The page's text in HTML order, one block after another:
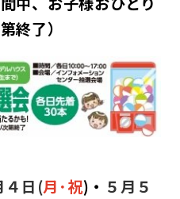
終了）
４日(月･祝)・ ５月５